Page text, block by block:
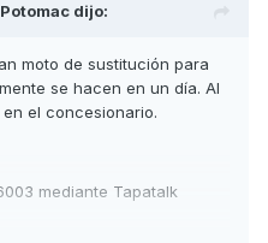
Potomac dijo:
moto de sustitución para
se hacen en un día. Al
el concesionario.
mediante Tapatalk